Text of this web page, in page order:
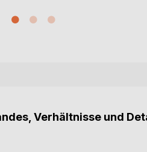
Verhältnisse und